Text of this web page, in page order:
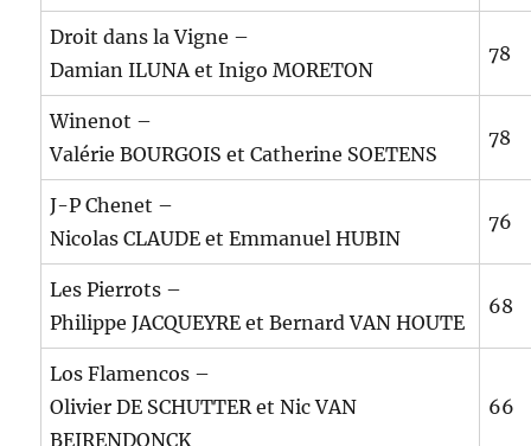
Droit dans la Vigne –
Damian ILUNA et Inigo MORETON
78
Winenot –
Valérie BOURGOIS et Catherine SOETENS
78
J-P Chenet –
Nicolas CLAUDE et Emmanuel HUBIN
76
Les Pierrots –
Philippe JACQUEYRE et Bernard VAN HOUTE
68
Los Flamencos –
Olivier DE SCHUTTER et Nic VAN
BEIRENDONCK
66